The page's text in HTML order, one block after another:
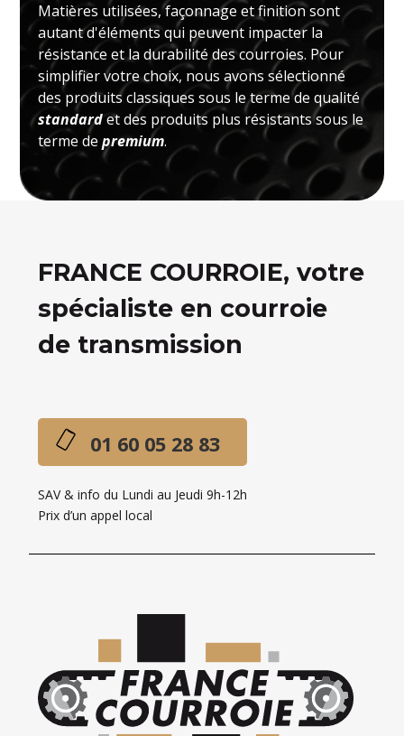
Matières utilisées, façonnage et finition sont
autant d'éléments qui peuvent impacter la
résistance et la durabilité des courroies. Pour
simplifier votre choix, nous avons sélectionné
des produits classiques sous le terme de qualité
standardet des produits plus résistants sous le
terme depremium.
FRANCE COURROIE, votre
spécialiste en courroie
de transmission
01 60 05 28 83
SAV & info du Lundi au Jeudi 9h-12h
Prix d’un appel local